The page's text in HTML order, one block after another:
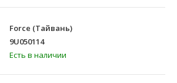
Force (Тайвань)
9U050114
Есть в наличии